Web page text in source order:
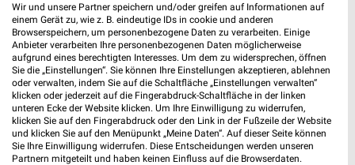
21,9 km
Angebote ab 01.08.
Noch morgen gültig
40,7 km
Dieter Knoll
Gültig bis Fr. 14.08.
XXXLutz XXXLutz
Wir und unsere Partner speichern und/oder greifen auf Informationen auf
einem Gerät zu, wie z. B. eindeutige IDs in cookie und anderen
Browserspeichern, um personenbezogene Daten zu verarbeiten. Einige
Anbieter verarbeiten Ihre personenbezogenen Daten möglicherweise
aufgrund eines berechtigten Interesses. Um dem zu widersprechen, öffnen
Sie die „Einstellungen“. Sie können Ihre Einstellungen akzeptieren, ablehnen
oder verwalten, indem Sie auf die Schaltfläche „Einstellungen verwalten“
klicken oder jederzeit auf die Fingerabdruck-Schaltfläche in der linken
unteren Ecke der Website klicken. Um Ihre Einwilligung zu widerrufen,
klicken Sie auf den Fingerabdruck oder den Link in der Fußzeile der Website
und klicken Sie auf den Menüpunkt „Meine Daten“. Auf dieser Seite können
Sie Ihre Einwilligung widerrufen. Diese Entscheidungen werden unseren
Partnern mitgeteilt und haben keinen Einfluss auf die Browserdaten.